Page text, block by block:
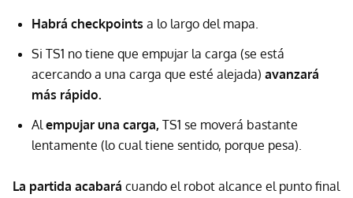
Habrá checkpoints a lo largo del mapa.
Si TS1 no tiene que empujar la carga (se está
acercando a una carga que esté alejada) avanzará
más rápido.
Alempujar una carga, TS1 se moverá bastante
lentamente (lo cual tiene sentido, porque pesa).
La partida acabará cuando el robot alcance el punto final